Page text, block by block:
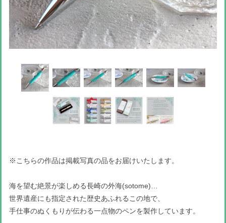
※こちらの作品は掲載写真の品をお届けいたします。
海を望む絶景が楽しめる長崎の外海(sotome)…
世界遺産にも指定された歴史あふれるこの地で、
手仕事のぬくもりが伝わる一点物のペンを製作しています。